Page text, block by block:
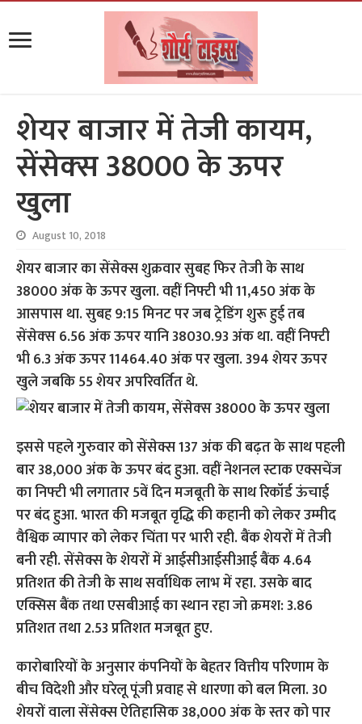
शेयर बाजार में तेजी कायम,
सेंसेक्‍स 38000 के ऊपर
खुला
August 10, 2018
शेयर बाजार का सेंसेक्स शुक्रवार सुबह फिर तेजी के साथ
38000 अंक के ऊपर खुला. वहीं निफ्टी भी 11,450 अंक के
आसपास था. सुबह 9:15 मिनट पर जब ट्रेडिंग शुरू हुई तब
सेंसेक्‍स 6.56 अंक ऊपर यानि 38030.93 अंक था. वहीं निफ्टी
भी 6.3 अंक ऊपर 11464.40 अंक पर खुला. 394 शेयर ऊपर
खुले जबकि 55 शेयर अपरिवर्तित थे.
इससे पहले गुरुवार को सेंसेक्स 137 अंक की बढ़त के साथ पहली
बार 38,000 अंक के ऊपर बंद हुआ. वहीं नेशनल स्टाक एक्सचेंज
का निफ्टी भी लगातार 5वें दिन मजबूती के साथ रिकॉर्ड ऊंचाई
पर बंद हुआ. भारत की मजबूत वृद्धि की कहानी को लेकर उम्मीद
वैश्विक व्यापार को लेकर चिंता पर भारी रही. बैंक शेयरों में तेजी
बनी रही. सेंसेक्स के शेयरों में आईसीआईसीआई बैंक 4.64
प्रतिशत की तेजी के साथ सर्वाधिक लाभ में रहा. उसके बाद
एक्सिस बैंक तथा एसबीआई का स्थान रहा जो क्रमश: 3.86
प्रतिशत तथा 2.53 प्रतिशत मजबूत हुए.
कारोबारियों के अनुसार कंपनियों के बेहतर वित्तीय परिणाम के
बीच विदेशी और घरेलू पूंजी प्रवाह से धारणा को बल मिला. 30
शेयरों वाला सेंसेक्स ऐतिहासिक 38,000 अंक के स्तर को पार